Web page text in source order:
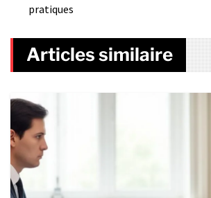
pratiques
Articles similaire